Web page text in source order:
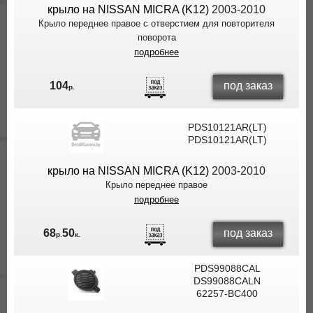
крыло на NISSAN MICRA (K12) 2003-2010
Крыло переднее правое с отверстием для повторителя
поворота
подробнее
104р. под заказ
PDS10121AR(LT)
PDS10121AR(LT)
крыло на NISSAN MICRA (K12) 2003-2010
Крыло переднее правое
подробнее
68р.50к. под заказ
PDS99088CAL
DS99088CALN
62257-BC400